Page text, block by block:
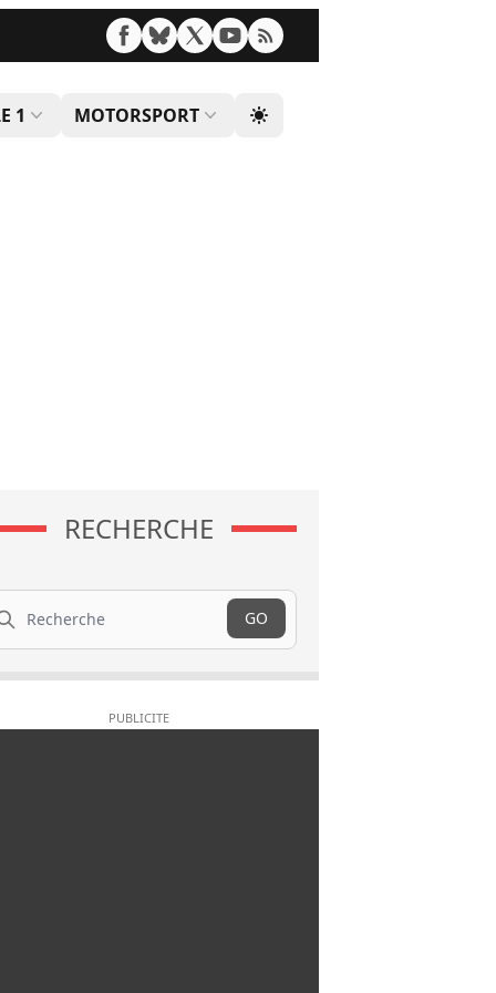
1 MOTORSPORT
RECHERCHE
GO